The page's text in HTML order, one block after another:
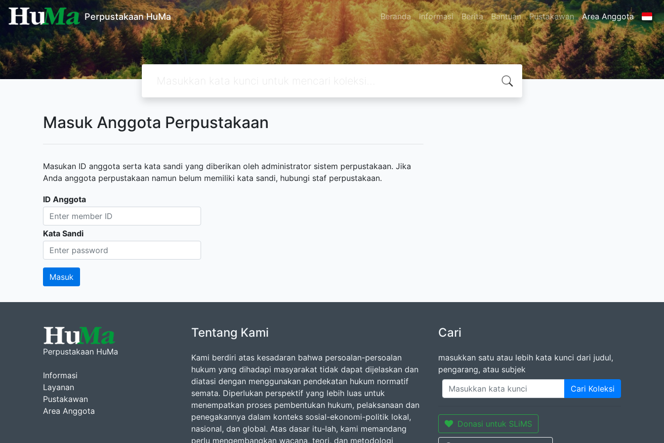
Perpustakaan HuMa Beranda Informasi Berita Bantuan Pustakawan Area Anggota
Masuk Anggota Perpustakaan
Masukan ID anggota serta kata sandi yang diberikan oleh administrator sistem perpustakaan. Jika
Anda anggota perpustakaan namun belum memiliki kata sandi, hubungi staf perpustakaan.
ID Anggota
Kata Sandi
Perpustakaan HuMa
Informasi
Layanan
Pustakawan
Area Anggota
Tentang Kami
Kami berdiri atas kesadaran bahwa persoalan-persoalan
hukum yang dihadapi masyarakat tidak dapat dijelaskan dan
diatasi dengan menggunakan pendekatan hukum normatif
semata. Diperlukan perspektif yang lebih luas untuk
menempatkan proses pembentukan hukum, pelaksanaan dan
penegakannya dalam konteks sosial-ekonomi-politik lokal,
nasional, dan global. Atas dasar itu-lah, kami memandang
perlu mengembangkan wacana, teori, dan metodologi
Cari
masukkan satu atau lebih kata kunci dari judul,
pengarang, atau subjek
Cari Koleksi
Donasi untuk SLiMS